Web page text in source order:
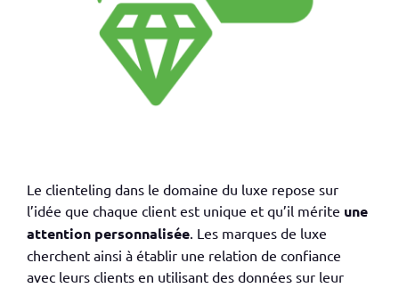
Le clienteling dans le domaine du luxe repose sur
l’idée que chaque client est unique et qu’il mérite une
attention personnalisée. Les marques de luxe
cherchent ainsi à établir une relation de confiance
avec leurs clients en utilisant des données sur leur